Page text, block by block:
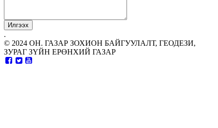
.
© 2024 ОН. ГАЗАР ЗОХИОН БАЙГУУЛАЛТ, ГЕОДЕЗИ,
ЗУРАГ ЗҮЙН ЕРӨНХИЙ ГАЗАР